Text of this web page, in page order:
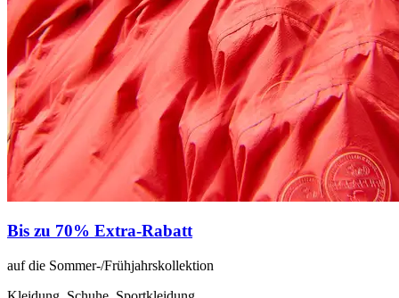
Bis zu 70% Extra-Rabatt
auf die Sommer-/Frühjahrskollektion